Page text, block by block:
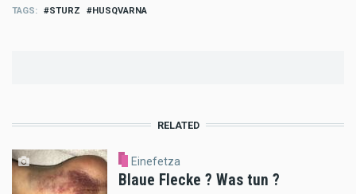
TAGS STURZ HUSQVARNA
RELATED
Einefetza
Blaue Flecke ? Was tun ?